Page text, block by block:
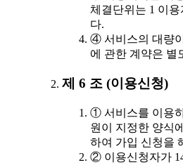
체결단위는 1 이
다.
④ 서비스의 대량
에 관한 계약은 별
제 6 조 (이용신청)
① 서비스를 이용
원이 지정한 양식
하여 가입 신청을
② 이용신청자가